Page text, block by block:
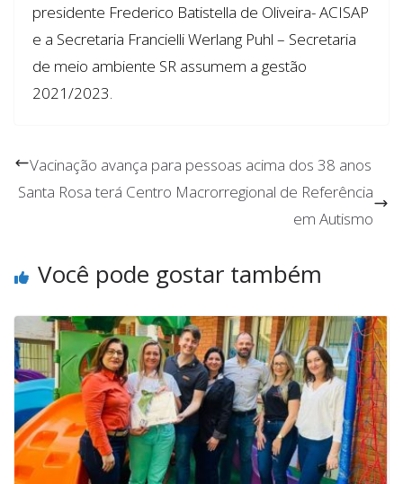
presidente Frederico Batistella de Oliveira- ACISAP
e a Secretaria Francielli Werlang Puhl – Secretaria
de meio ambiente SR assumem a gestão
2021/2023.
Vacinação avança para pessoas acima dos 38 anos
Santa Rosa terá Centro Macrorregional de Referência
em Autismo
Você pode gostar também